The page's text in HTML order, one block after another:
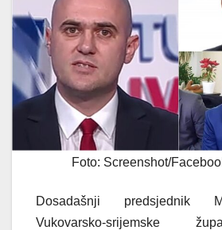
Foto: Screenshot/
Dosadašnji predsjednik
Vukovarsko-srijemske